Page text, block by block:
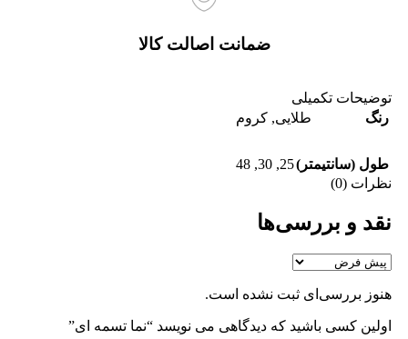
ضمانت اصالت کالا
توضیحات تکمیلی
رنگ
طلایی, کروم
طول (سانتیمتر)25
,
30
,
48
نظرات (0)
نقد و بررسی‌ها
هنوز بررسی‌ای ثبت نشده است.
اولین کسی باشید که دیدگاهی می نویسد “نما تسمه ای”